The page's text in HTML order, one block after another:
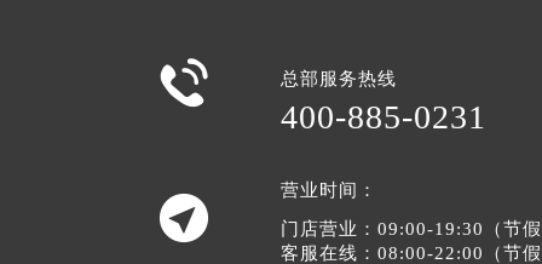
 总部服务热线
400-885-0231

营业时间：
门店营业：09:00-19:30（节
客服在线：08:00-22:00（节